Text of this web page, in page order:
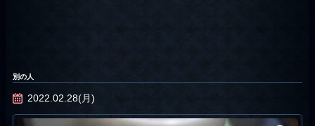
別の人
2022.02.28(月)